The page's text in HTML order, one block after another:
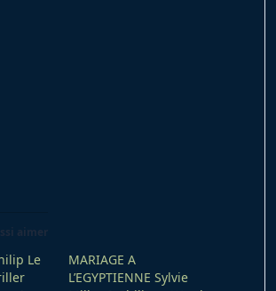
aimer
Le
MARIAGE A
L’EGYPTIENNE Sylvie